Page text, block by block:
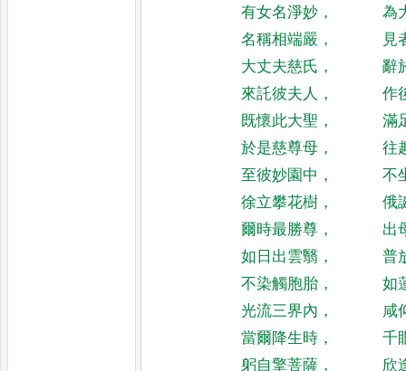
有女名淨妙 ，
為
名稱相端嚴 ，
見
大丈夫慈氏 ，
辭
來託彼夫人 ，
作
既懷此大聖 ，
滿
於是慈尊母 ，
往
至彼妙園中 ，
不
徐立攀花樹 ，
俄
爾時最勝尊 ，
出
如日出雲翳 ，
普
不染觸胞胎 ，
如
光流三界內 ，
咸
當爾降生時 ，
千
躬自擎菩薩 ， 欣